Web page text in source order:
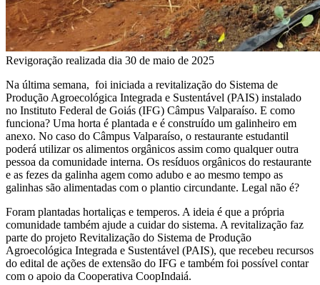
Revigoração realizada dia 30 de maio de 2025
Na última semana, foi iniciada a revitalização do Sistema de
Produção Agroecológica Integrada e Sustentável (PAIS) instalado
no Instituto Federal de Goiás (IFG) Câmpus Valparaíso. E como
funciona? Uma horta é plantada e é construído um galinheiro em
anexo. No caso do Câmpus Valparaíso, o restaurante estudantil
poderá utilizar os alimentos orgânicos assim como qualquer outra
pessoa da comunidade interna. Os resíduos orgânicos do restaurante
e as fezes da galinha agem como adubo e ao mesmo tempo as
galinhas são alimentadas com o plantio circundante. Legal não é?
Foram plantadas hortaliças e temperos. A ideia é que a própria
comunidade também ajude a cuidar do sistema. A revitalização faz
parte do projeto Revitalização do Sistema de Produção
Agroecológica Integrada e Sustentável (PAIS), que recebeu recursos
do edital de ações de extensão do IFG e também foi possível contar
com o apoio da Cooperativa CoopIndaiá.